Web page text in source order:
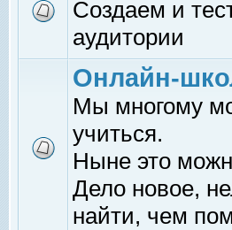
Создаем и
аудитории
Онлайн-
Мы многому
учиться.
Ныне это
Дело новое,
найти, чем